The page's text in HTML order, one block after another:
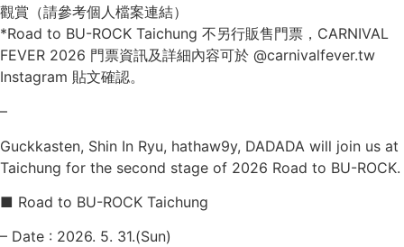
觀賞（請參考個人檔案連結）
*Road to BU-ROCK Taichung 不另行販售門票，CARNIVAL
FEVER 2026 門票資訊及詳細內容可於 @carnivalfever.tw
Instagram 貼文確認。
–
Guckkasten, Shin In Ryu, hathaw9y, DADADA will join us at
Taichung for the second stage of 2026 Road to BU-ROCK.
■ Road to BU-ROCK Taichung
– Date : 2026. 5. 31.(Sun)